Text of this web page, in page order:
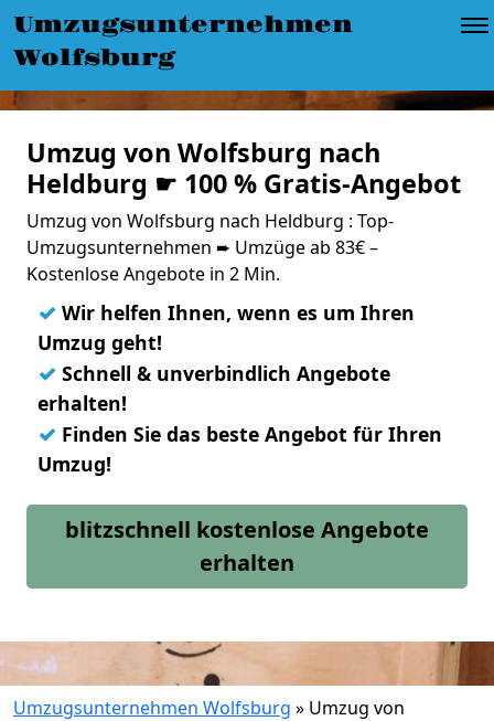
Umzugsunternehmen
Wolfsburg
Umzug von Wolfsburg nach
Heldburg ☛ 100 % Gratis-Angebot
Umzug von Wolfsburg nach Heldburg : Top-
Umzugsunternehmen ➨ Umzüge ab 83€ –
Kostenlose Angebote in 2 Min.
✓ Wir helfen Ihnen, wenn es um Ihren
Umzug geht!
✓ Schnell & unverbindlich Angebote
erhalten!
✓ Finden Sie das beste Angebot für Ihren
Umzug!
blitzschnell kostenlose Angebote
erhalten
Umzugsunternehmen Wolfsburg » Umzug von